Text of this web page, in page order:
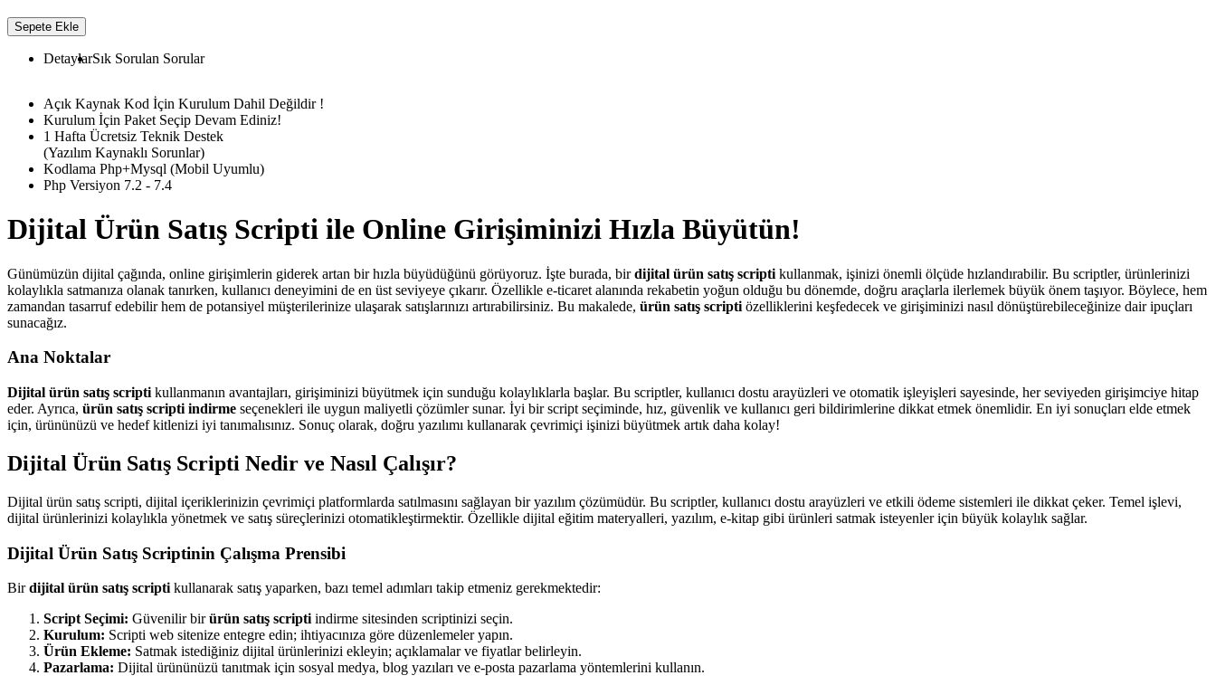
Sepete Ekle
DetaylarSık Sorulan Sorular
Açık Kaynak Kod İçin Kurulum Dahil Değildir !
Kurulum İçin Paket Seçip Devam Ediniz!
1 Hafta Ücretsiz Teknik Destek
(Yazılım Kaynaklı Sorunlar)
Kodlama Php+Mysql (Mobil Uyumlu)
Php Versiyon 7.2 - 7.4
Dijital Ürün Satış Scripti ile Online Girişiminizi Hızla Büyütün!
Günümüzün dijital çağında, online girişimlerin giderek artan bir hızla büyüdüğünü görüyoruz. İşte burada, birdijital ürün satış scripti kullanmak, işinizi önemli ölçüde hızlandırabilir. Bu scriptler, ürünlerinizi
kolaylıkla satmanıza olanak tanırken, kullanıcı deneyimini de en üst seviyeye çıkarır. Özellikle e-ticaret alanında rekabetin yoğun olduğu bu dönemde, doğru araçlarla ilerlemek büyük önem taşıyor. Böylece, hem
zamandan tasarruf edebilir hem de potansiyel müşterilerinize ulaşarak satışlarınızı artırabilirsiniz. Bu makalede, ürün satış scripti özelliklerini keşfedecek ve girişiminizi nasıl dönüştürebileceğinize dair ipuçları
sunacağız.
Ana Noktalar
Dijital ürün satış scripti kullanmanın avantajları, girişiminizi büyütmek için sunduğu kolaylıklarla başlar. Bu scriptler, kullanıcı dostu arayüzleri ve otomatik işleyişleri sayesinde, her seviyeden girişimciye hitap
eder. Ayrıca, ürün satış scripti indirme seçenekleri ile uygun maliyetli çözümler sunar. İyi bir script seçiminde, hız, güvenlik ve kullanıcı geri bildirimlerine dikkat etmek önemlidir. En iyi sonuçları elde etmek
için, ürününüzü ve hedef kitlenizi iyi tanımalısınız. Sonuç olarak, doğru yazılımı kullanarak çevrimiçi işinizi büyütmek artık daha kolay!
Dijital Ürün Satış Scripti Nedir ve Nasıl Çalışır?
Dijital ürün satış scripti, dijital içeriklerinizin çevrimiçi platformlarda satılmasını sağlayan bir yazılım çözümüdür. Bu scriptler, kullanıcı dostu arayüzleri ve etkili ödeme sistemleri ile dikkat çeker. Temel işlevi,
dijital ürünlerinizi kolaylıkla yönetmek ve satış süreçlerinizi otomatikleştirmektir. Özellikle dijital eğitim materyalleri, yazılım, e-kitap gibi ürünleri satmak isteyenler için büyük kolaylık sağlar.
Dijital Ürün Satış Scriptinin Çalışma Prensibi
Birdijital ürün satış scripti kullanarak satış yaparken, bazı temel adımları takip etmeniz gerekmektedir:
Script Seçimi: Güvenilir birürün satış scripti indirme sitesinden scriptinizi seçin.
Kurulum: Scripti web sitenize entegre edin; ihtiyacınıza göre düzenlemeler yapın.
Ürün Ekleme: Satmak istediğiniz dijital ürünlerinizi ekleyin; açıklamalar ve fiyatlar belirleyin.
Pazarlama: Dijital ürününüzü tanıtmak için sosyal medya, blog yazıları ve e-posta pazarlama yöntemlerini kullanın.